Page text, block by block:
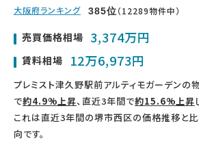
大阪府ランキング
385位（12289物件中）
売買価格相場 3,374万円
賃料相場 12万6,973円
プレミスト津久野駅前アルティモガーデンの
で約4.9%上昇、直近3年間で約15.6%上昇
これは直近3年間の堺市西区の価格推移と比
向です。